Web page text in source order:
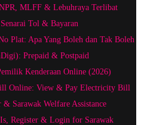
MLFF & Lebuhraya Terlibat
Tol & Bayaran
Plat: Apa Yang Boleh dan Tak Boleh
Prepaid & Postpaid
Kenderaan Online (2026)
Online: View & Pay Electricity Bill
Sarawak Welfare Assistance
Register & Login for Sarawak